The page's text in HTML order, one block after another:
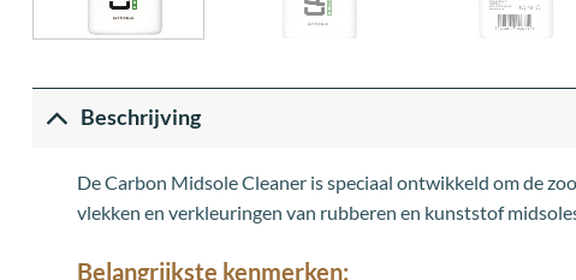
Beschrijving
De Carbon Midsole Cleaner is speciaal ontwikkeld om de
vlekken en verkleuringen van rubberen en kunststof
Belangrijkste kenmerken: